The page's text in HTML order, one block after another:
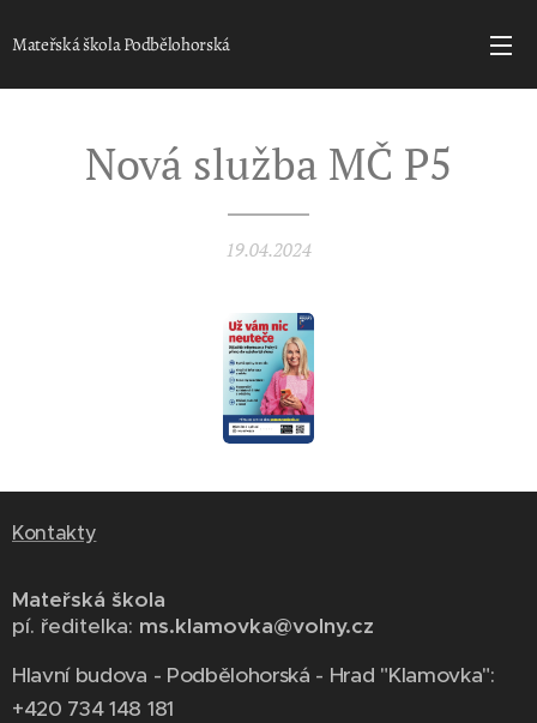
Mateřská škola Podbělohorská
Nová služba MČ P5
19.04.2024
Kontakty
Mateřská škola
pí. ředitelka: ms.klamovka@volny.cz
Hlavní budova - Podbělohorská - Hrad "Klamovka":
+420 734 148 181